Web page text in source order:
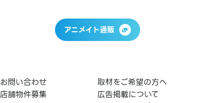
アニメイト通販
お問い合わせ
取材をご希望の方へ
店舗物件募集
広告掲載について